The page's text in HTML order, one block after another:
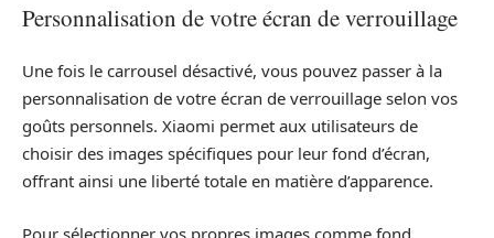
Personnalisation de votre écran de verrouillage
Une fois le carrousel désactivé, vous pouvez passer à la
personnalisation de votre écran de verrouillage selon vos
goûts personnels. Xiaomi permet aux utilisateurs de
choisir des images spécifiques pour leur fond d’écran,
offrant ainsi une liberté totale en matière d’apparence.
Pour sélectionner vos propres images comme fond